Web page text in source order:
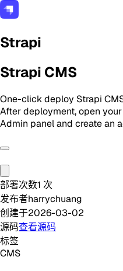
Strapi
Strapi CMS
One-click deploy Strapi
After deployment, open
Admin panel and create an
部署次数1 次
发布者harrychuang
创建于2026-03-02
源码查看源码
标签
CMS